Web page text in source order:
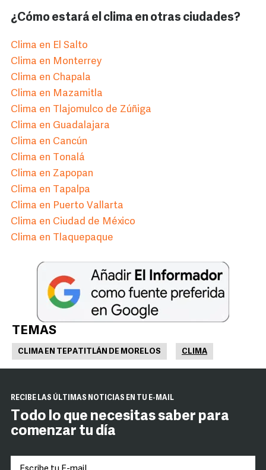
¿Cómo estará el clima en otras ciudades?
Clima en El Salto
Clima en Monterrey
Clima en Chapala
Clima en Mazamitla
Clima en Tlajomulco de Zúñiga
Clima en Guadalajara
Clima en Cancún
Clima en Tonalá
Clima en Zapopan
Clima en Tapalpa
Clima en Puerto Vallarta
Clima en Ciudad de México
Clima en Tlaquepaque
TEMAS
CLIMA EN TEPATITLÁN DE MORELOS CLIMA
RECIBE LAS ÚLTIMAS NOTICIAS EN TU E-MAIL
Todo lo que necesitas saber para
comenzar tu día